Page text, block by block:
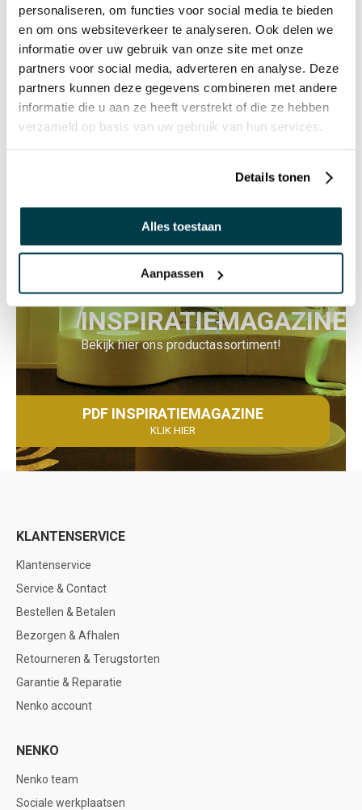
personaliseren, om functies voor social media te bieden
en om ons websiteverkeer te analyseren. Ook delen we
informatie over uw gebruik van onze site met onze
partners voor social media, adverteren en analyse. Deze
partners kunnen deze gegevens combineren met andere
informatie die u aan ze heeft verstrekt of die ze hebben
verzameld op basis van uw gebruik van hun services.
Details tonen
Alles toestaan
Aanpassen
Ballenpomp
€ 10,08 incl. BTW
€ 8,33 excl. BTW
INSPIRATIEMAGAZINE
Bekijk hier ons productassortiment!
PDF INSPIRATIEMAGAZINE
KLIK HIER
KLANTENSERVICE
Klantenservice
Service & Contact
Bestellen & Betalen
Bezorgen & Afhalen
Retourneren & Terugstorten
Garantie & Reparatie
Nenko account
NENKO
Nenko team
Sociale werkplaatsen